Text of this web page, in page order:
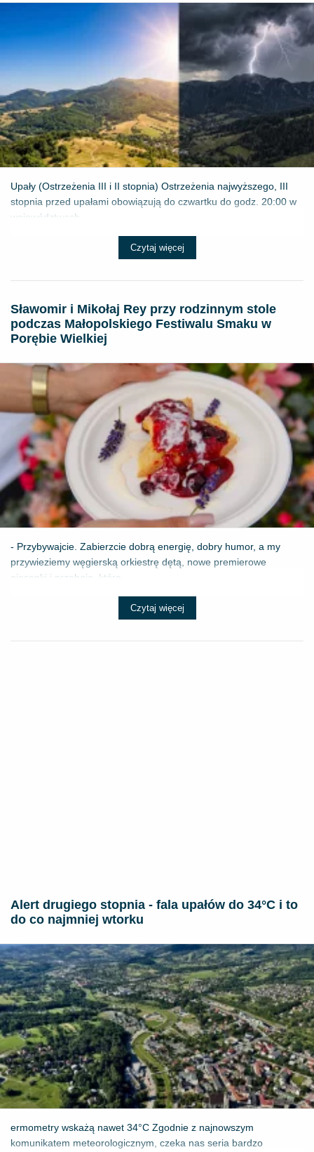
Upały (Ostrzeżenia III i II stopnia) Ostrzeżenia najwyższego, III
stopnia przed upałami obowiązują do czwartku do godz. 20:00 w
województwach...
Czytaj więcej
Sławomir i Mikołaj Rey przy rodzinnym stole
podczas Małopolskiego Festiwalu Smaku w
Porębie Wielkiej
- Przybywajcie. Zabierzcie dobrą energię, dobry humor, a my
przywieziemy węgierską orkiestrę dętą, nowe premierowe
piosenki i przeboje, które ...
Czytaj więcej
Alert drugiego stopnia - fala upałów do 34°C i to
do co najmniej wtorku
ermometry wskażą nawet 34°C Zgodnie z najnowszym
komunikatem meteorologicznym, czeka nas seria bardzo